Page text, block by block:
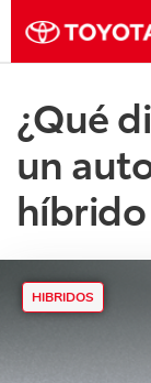
¿Qué
un
HIBRIDOS